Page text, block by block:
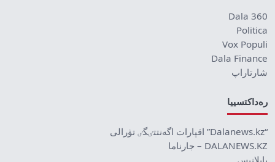
Dala 360
Politica
Vox Populi
Dala Finance
شارتاراپ
رەداكتسييا
“Dalanews.kz” اقپارات اگەنتتٸگٸ تۋرالى
DALANEWS.KZ – جارناما
بايلانىس